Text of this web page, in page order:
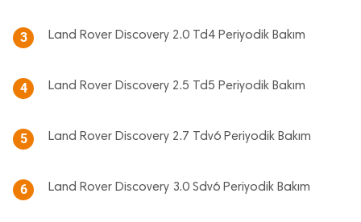
3 Land Rover Discovery 2.0 Td4 Periyodik Bakım
4 Land Rover Discovery 2.5 Td5 Periyodik Bakım
5 Land Rover Discovery 2.7 Tdv6 Periyodik Bakım
6 Land Rover Discovery 3.0 Sdv6 Periyodik Bakım